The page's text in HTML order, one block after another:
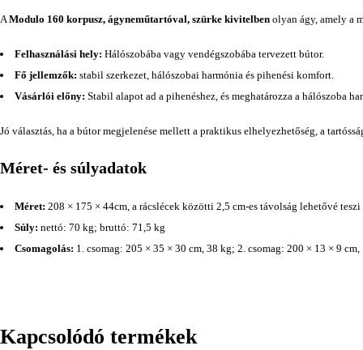
AModulo 160 korpusz, ágyneműtartóval, szürke kivitelben olyan ágy, amely a
Felhasználási hely: Hálószobába vagy vendégszobába tervezett bútor.
Fő jellemzők: stabil szerkezet, hálószobai harmónia és pihenési komfort.
Vásárlói előny: Stabil alapot ad a pihenéshez, és meghatározza a hálószoba
Jó választás, ha a bútor megjelenése mellett a praktikus elhelyezhetőség, a
Méret- és súlyadatok
Méret: 208 × 175 × 44cm, a rácslécek közötti 2,5 cm-es távolság lehetővé
Súly: nettó: 70 kg; bruttó: 71,5 kg
Csomagolás: 1. csomag: 205 × 35 × 30 cm, 38 kg; 2. csomag: 200 × 13 × 9
Kapcsolódó termékek